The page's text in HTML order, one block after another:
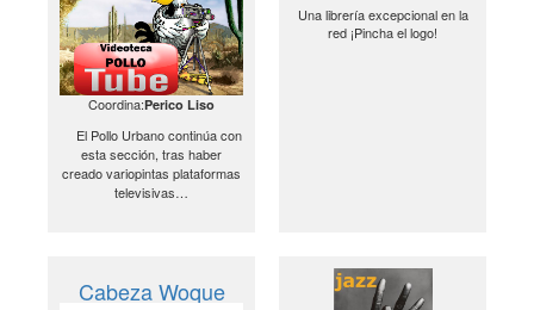
Coordina:Perico Liso
El Pollo Urbano continúa con
esta sección, tras haber
creado variopintas plataformas
televisivas…
Una librería excepcional en la
red ¡Pincha el logo!
Cabeza Woque